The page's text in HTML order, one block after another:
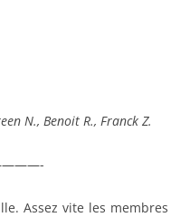
N., Benoit R., Franck Z.
Assez vite les membres